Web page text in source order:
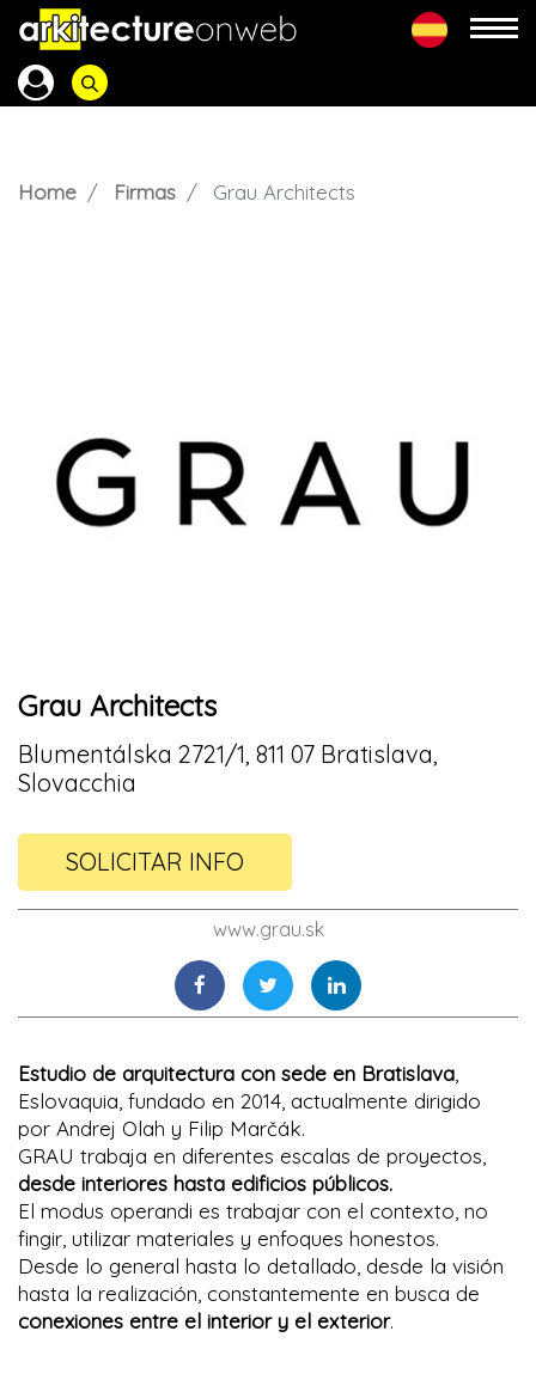
Home Firmas Grau Architects
Grau Architects
Blumentálska 2721/1, 811 07 Bratislava,
Slovacchia
SOLICITAR INFO
www.grau.sk
Estudio de arquitectura con sede en Bratislava
Eslovaquia, fundado en 2014, actualmente dirigido
por Andrej Olah y Filip Marčák.
GRAU trabaja en diferentes escalas de proyectos,
desde interiores hasta edificios públicos.
El modus operandi es trabajar con el contexto, no
fingir, utilizar materiales y enfoques honestos.
Desde lo general hasta lo detallado, desde la visión
hasta la realización, constantemente en busca de
conexiones entre el interior y el exterior.